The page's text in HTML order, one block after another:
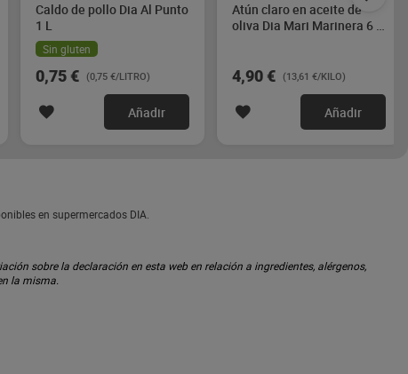
Caldo de pollo Dia Al Punto
1 L
Sin gluten
0,75 € (0,75 €/LITRO)
Añadir
Atún claro en aceite de
oliva Dia Mari Marinera 6 x
4,90 € (13,61 €/KILO)
Añadir
en supermercados DIA.
sobre la declaración en esta web en relación a ingredientes, alérgenos,
la misma.